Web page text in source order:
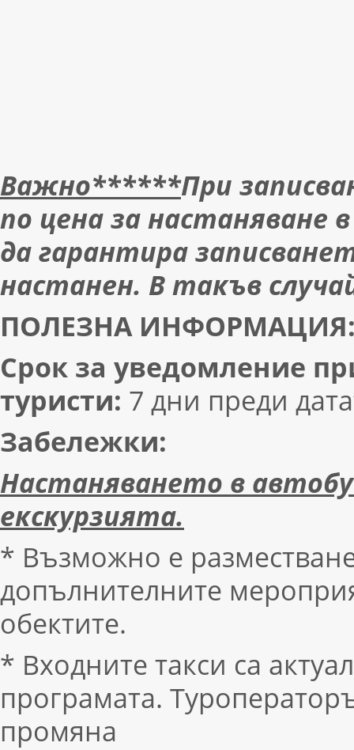
Важно******При
по цена за
да гарантира
настанен. В такъв
ПОЛЕЗНА ИНФОРМАЦИЯ
Срок за уведомление
туристи: 7 дни преди
Забележки:
Настаняването в
екскурзията.
* Възможно е
допълнителните
обектите.
* Входните такси са
програмата.
промяна